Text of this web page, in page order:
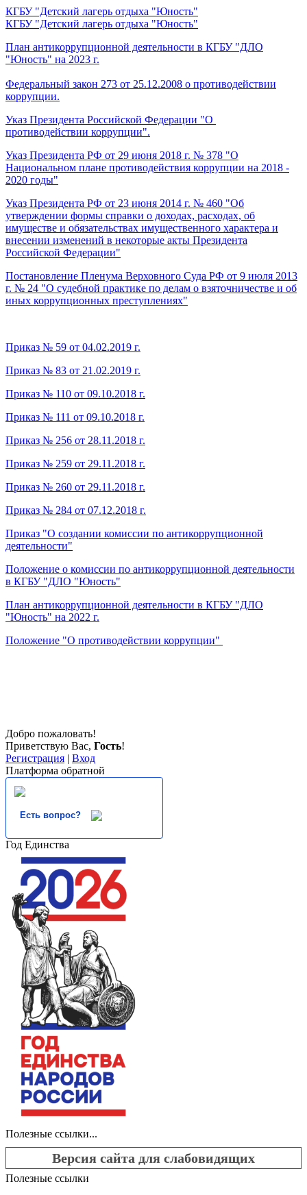
КГБУ "Детский лагерь отдыха "Юность"
КГБУ "Детский лагерь отдыха "Юность"
План антикоррупционной деятельности в КГБУ "ДЛО
"Юность" на 2023 г.
Федеральный закон 273 от 25.12.2008 о противодействии
коррупции.
Указ Президента Российской Федерации "О
противодействии коррупции".
Указ Президента РФ от 29 июня 2018 г. № 378 "О
Национальном плане противодействия коррупции на 2018 -
2020 годы"
Указ Президента РФ от 23 июня 2014 г. № 460 "Об
утверждении формы справки о доходах, расходах, об
имуществе и обязательствах имущественного характера и
внесении изменений в некоторые акты Президента
Российской Федерации"
Постановление Пленума Верховного Суда РФ от 9 июля 2013
г. № 24 "О судебной практике по делам о взяточничестве и об
иных коррупционных преступлениях"
Приказ № 59 от 04.02.2019 г.
Приказ № 83 от 21.02.2019 г.
Приказ № 110 от 09.10.2018 г.
Приказ № 111 от 09.10.2018 г.
Приказ № 256 от 28.11.2018 г.
Приказ № 259 от 29.11.2018 г.
Приказ № 260 от 29.11.2018 г.
Приказ № 284 от 07.12.2018 г.
Приказ "О создании комиссии по антикоррупционной
деятельности"
Положение о комиссии по антикоррупционной деятельности
в КГБУ "ДЛО "Юность"
План антикоррупционной деятельности в КГБУ "ДЛО
"Юность" на 2022 г.
Положение "О противодействии коррупции"
Добро пожаловать!
Приветствую Вас, Гость!
Регистрация | Вход
Платформа обратной
Есть вопрос?
Год Единства
Полезные ссылки...
Версия сайта для слабовидящих
Полезные ссылки